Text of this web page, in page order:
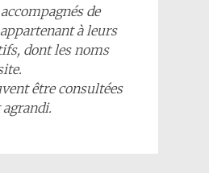
de
à leurs
dont les noms
être consultées